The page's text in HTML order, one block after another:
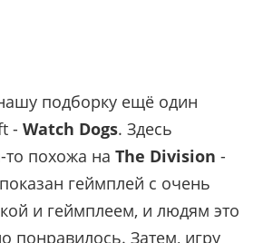
подборку ещё один
- Watch Dogs. Здесь
то похожа на The Division -
геймплей с очень
и геймплеем, и людям это
понравилось. Затем, игру